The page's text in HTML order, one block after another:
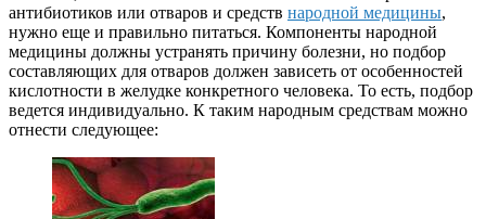
антибиотиков или отваров и средств народной медицины,
нужно еще и правильно питаться. Компоненты народной
медицины должны устранять причину болезни, но подбор
составляющих для отваров должен зависеть от особенностей
кислотности в желудке конкретного человека. То есть, подбор
ведется индивидуально. К таким народным средствам можно
отнести следующее: